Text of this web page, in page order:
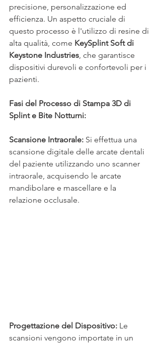
precisione, personalizzazione ed
efficienza. Un aspetto cruciale di
questo processo è l'utilizzo di resine di
alta qualità, come KeySplint Soft di
Keystone Industries, che garantisce
dispositivi durevoli e confortevoli per i
pazienti.
Fasi del Processo di Stampa 3D di
Splint e Bite Notturni:
Scansione Intraorale: Si effettua una
scansione digitale delle arcate dentali
del paziente utilizzando uno scanner
intraorale, acquisendo le arcate
mandibolare e mascellare e la
relazione occlusale.
Progettazione del Dispositivo: Le
scansioni vengono importate in un